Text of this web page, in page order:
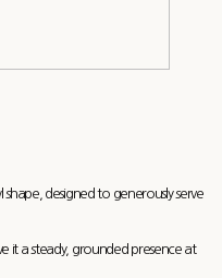
designed to generously serve
it a steady, grounded presence at